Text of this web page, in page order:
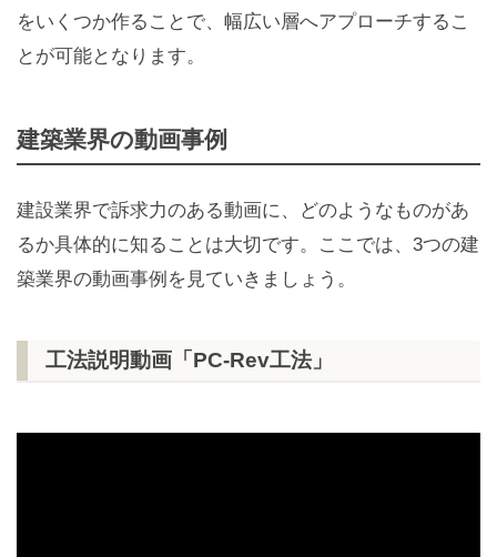
をいくつか作ることで、幅広い層へアプローチするこ
とが可能となります。
建築業界の動画事例
建設業界で訴求力のある動画に、どのようなものがあ
るか具体的に知ることは大切です。ここでは、3つの建
築業界の動画事例を見ていきましょう。
工法説明動画「PC-Rev工法」